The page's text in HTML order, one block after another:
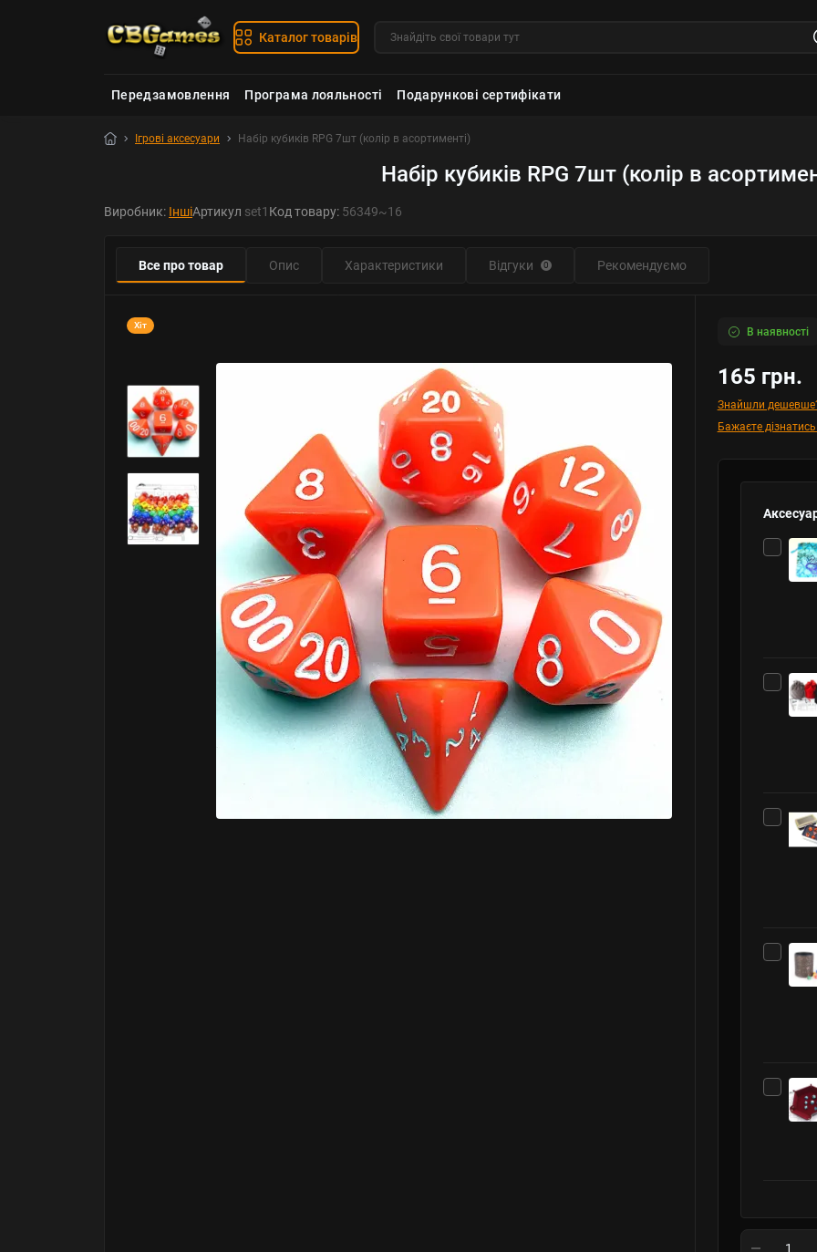
Каталог товарів
Передзамовлення Програма лояльності Подарункові сертифікати
Ігрові аксесуари Набір кубиків RPG 7шт (колір в асортименті)
Набір кубиків RPG 7шт (колір в
Виробник: ІншіАртикул set1 Код товару: 56349~16
Все про товар Опис Характеристики Відгуки 0 Рекомендуємо
Хіт В наявності
165 грн.
Знайшли
Бажаєте